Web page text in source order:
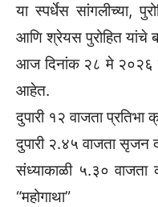
या स्पर्धेस सांगलीच्या,
आणि श्रेयस पुरोहित यांचे
आज दिनांक २८ मे २०२६
आहेत.
दुपारी १२ वाजता प्रतिभा
दुपारी २.४५ वाजता सृजन
संध्याकाळी ५.३० वाजता
“महोगाथा”